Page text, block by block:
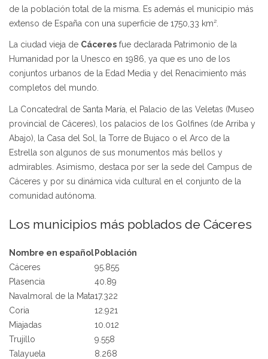
de la población total de la misma. Es además el municipio más
extenso de España con una superficie de 1750,33 km².
La ciudad vieja de Cáceres fue declarada Patrimonio de la
Humanidad por la Unesco en 1986, ya que es uno de los
conjuntos urbanos de la Edad Media y del Renacimiento más
completos del mundo.
La Concatedral de Santa María, el Palacio de las Veletas (Museo
provincial de Cáceres), los palacios de los Golfines (de Arriba y
Abajo), la Casa del Sol, la Torre de Bujaco o el Arco de la
Estrella son algunos de sus monumentos más bellos y
admirables. Asimismo, destaca por ser la sede del Campus de
Cáceres y por su dinámica vida cultural en el conjunto de la
comunidad autónoma.
Los municipios más poblados de Cáceres
Nombre en español Población
Cáceres
95.855
Plasencia
40.89
Navalmoral de la Mata17.322
Coria
12.921
Miajadas
10.012
Trujillo
9.558
Talayuela
8.268